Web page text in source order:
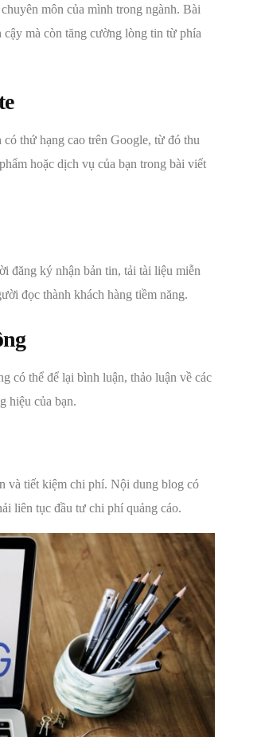
môn của mình trong ngành. Bài
mà còn tăng cường lòng tin từ phía
có thứ hạng cao trên Google, từ đó thu
hoặc dịch vụ của bạn trong bài viết
đăng ký nhận bản tin, tải tài liệu miễn
đọc thành khách hàng tiềm năng.
có thể để lại bình luận, thảo luận về các
hiệu của bạn.
và tiết kiệm chi phí. Nội dung blog có
liên tục đầu tư chi phí quảng cáo.